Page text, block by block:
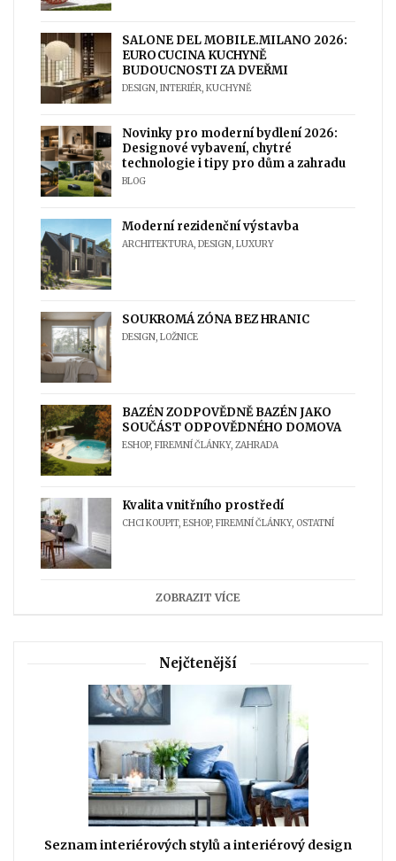
SALONE DEL MOBILE.MILANO 2026:
EUROCUCINA KUCHYNĚ
BUDOUCNOSTI ZA DVEŘMI
DESIGN, INTERIÉR, KUCHYNĚ
Novinky pro moderní bydlení 2026:
Designové vybavení, chytré
technologie i tipy pro dům a zahradu
BLOG
Moderní rezidenční výstavba
ARCHITEKTURA, DESIGN, LUXURY
SOUKROMÁ ZÓNA BEZ HRANIC
DESIGN, LOŽNICE
BAZÉN ZODPOVĚDNĚ BAZÉN JAKO
SOUČÁST ODPOVĚDNÉHO DOMOVA
ESHOP, FIREMNÍ ČLÁNKY, ZAHRADA
Kvalita vnitřního prostředí
CHCI KOUPIT, ESHOP, FIREMNÍ ČLÁNKY, OSTATNÍ
ZOBRAZIT VÍCE
Nejčtenější
Seznam interiérových stylů a interiérový design